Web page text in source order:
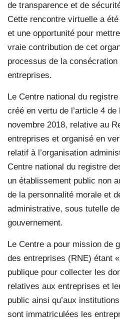
de transparence et de
Cette rencontre virtuelle a
et une opportunité pour
vraie contribution de cet
processus de la
entreprises.
Le Centre national du
créé en vertu de l’article 4 de
novembre 2018, relative au
entreprises et organisé en
relatif à l’organisation
Centre national du registre
un établissement public non
de la personnalité morale et
administrative, sous tutelle
gouvernement.
Le Centre a pour mission de
des entreprises (RNE) étant
publique pour collecter les
relatives aux entreprises et
public ainsi qu’aux
sont immatriculées les